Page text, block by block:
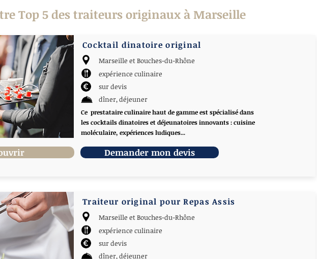
Top 5 des traiteurs originaux à Marseille
Cocktail dinatoire original
Marseille et Bouches-du-Rhône
expérience culinaire
sur devis
dîner, déjeuner
Ce prestataire culinaire haut de gamme est spécialisé dans
les cocktails dinatoires et déjeunatoires innovants : cuisine
moléculaire, expériences ludiques...
Demander mon devis
Traiteur original pour Repas Assis
Marseille et Bouches-du-Rhône
expérience culinaire
sur devis
dîner, déjeuner